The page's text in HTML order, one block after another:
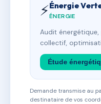
⚡Énergie
ÉNERGIE
Audit
collectif,
Étude
Demande transmise au
destinataire de vos